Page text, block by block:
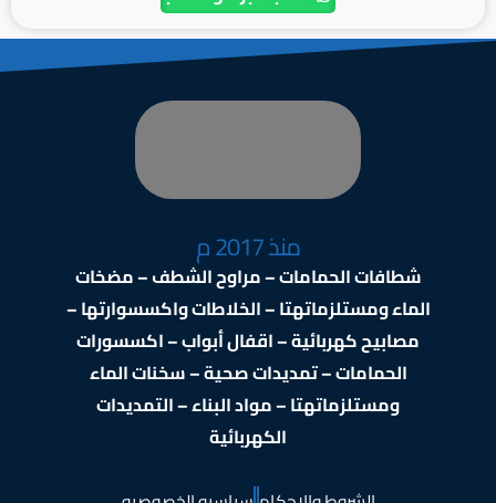
منذ 2017 م
شطافات الحمامات – مراوح الشطف – مضخات
الماء ومستلزماتهتا – الخلاطات واكسسوارتها –
مصابيح كهربائية – اقفال أبواب – اكسسورات
الحمامات – تمديدات صحية – سخنات الماء
ومستلزماتهتا – مواد البناء – التمديدات
الكهربائية